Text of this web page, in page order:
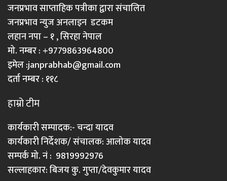
जनप्रभाव साप्ताहिक पत्रीका द्वारा संचालित
जनप्रभाव न्युज अनलाइन डटकम
लहान नपा – १ , सिरहा नेपाल
मो. नम्बर : +9779863964800
इमेल :janprabhab@gmail.com
दर्ता नम्बर : ११८
हाम्रो टीम
कार्यकारी सम्पादक:- चन्दा यादव
कार्यकारी निर्देशक/ संचालक: आलोक यादव
सम्पर्क मो. नं : 9819992976
सल्लाहकार: बिजय कु. गुप्ता/देवकुमार यादव